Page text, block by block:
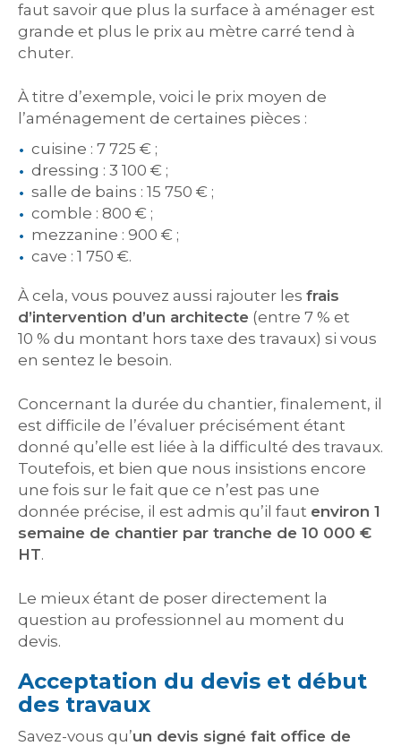
faut savoir que plus la surface à aménager est
grande et plus le prix au mètre carré tend à
chuter.
À titre d’exemple, voici le prix moyen de
l’aménagement de certaines pièces :
cuisine : 7 725 € ;
dressing : 3 100 € ;
salle de bains : 15 750 € ;
comble : 800 € ;
mezzanine : 900 € ;
cave : 1 750 €.
À cela, vous pouvez aussi rajouter les frais
d’intervention d’un architecte (entre 7 % et
10 % du montant hors taxe des travaux) si vous
en sentez le besoin.
Concernant la durée du chantier, finalement, il
est difficile de l’évaluer précisément étant
donné qu’elle est liée à la difficulté des travaux.
Toutefois, et bien que nous insistions encore
une fois sur le fait que ce n’est pas une
donnée précise, il est admis qu’il faut environ 1
semaine de chantier par tranche de 10 000 €
HT.
Le mieux étant de poser directement la
question au professionnel au moment du
devis.
Acceptation du devis et début
des travaux
Savez-vous qu’un devis signé fait office de